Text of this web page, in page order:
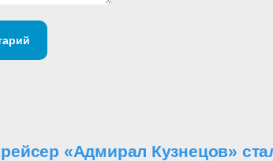
«Адмирал Кузнецов»